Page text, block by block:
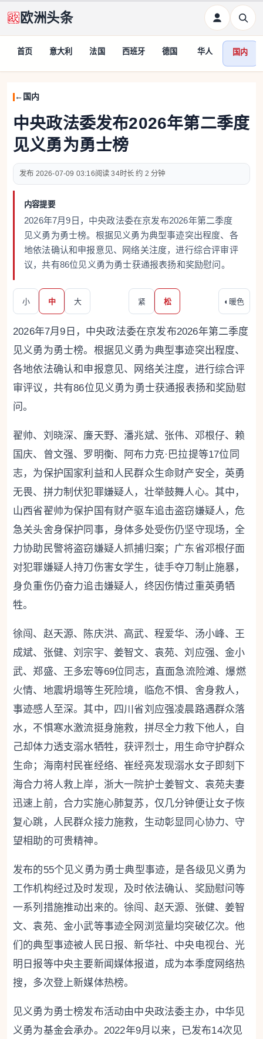
欧洲头条
首页 意大利 法国 西班牙 德国 华人 国内
国内
中央政法委发布2026年第二季度
见义勇为勇士榜
2026-07-09 03:16 34 约 2 分钟
内容提要
2026年7月9日，中央政法委在京发布2026年第二季度
见义勇为勇士榜。根据见义勇为典型事迹突出程度、各
地依法确认和申报意见、网络关注度，进行综合评审评
议，共有86位见义勇为勇士获通报表扬和奖励慰问。
小 中 大 紧 松 ◐ 暖色
2026年7月9日，中央政法委在京发布2026年第二季度
见义勇为勇士榜。根据见义勇为典型事迹突出程度、
各地依法确认和申报意见、网络关注度，进行综合评
审评议，共有86位见义勇为勇士获通报表扬和奖励慰
问。
翟帅、刘晓深、廉天野、潘兆斌、张伟、邓根仔、赖
国庆、曾文强、罗明衡、阿布力克·巴拉提等17位同
志，为保护国家利益和人民群众生命财产安全，英勇
无畏、拼力制伏犯罪嫌疑人，壮举鼓舞人心。其中，
山西省翟帅为保护国有财产驱车追击盗窃嫌疑人，危
急关头舍身保护同事，身体多处受伤仍坚守现场，全
力协助民警将盗窃嫌疑人抓捕归案；广东省邓根仔面
对犯罪嫌疑人持刀伤害女学生，徒手夺刀制止施暴，
身负重伤仍奋力追击嫌疑人，终因伤情过重英勇牺
牲。
徐闯、赵天源、陈庆洪、高武、程爱华、汤小峰、王
成斌、张健、刘宗宇、姜智文、袁苑、刘应强、金小
武、郑盛、王多宏等69位同志，直面急流险滩、爆燃
火情、地震坍塌等生死险境，临危不惧、舍身救人，
事迹感人至深。其中，四川省刘应强凌晨路遇群众落
水，不惧寒水激流挺身施救，拼尽全力救下他人，自
己却体力透支溺水牺牲，获评烈士，用生命守护群众
生命；海南村民崔经络、崔经亮发现溺水女子即刻下
海合力将人救上岸，浙大一院护士姜智文、袁苑夫妻
迅速上前，合力实施心肺复苏，仅几分钟便让女子恢
复心跳，人民群众接力施救，生动彰显同心协力、守
望相助的可贵精神。
发布的55个见义勇为勇士典型事迹，是各级见义勇为
工作机构经过及时发现，及时依法确认、奖励慰问等
一系列措施推动出来的。徐闯、赵天源、张健、姜智
文、袁苑、金小武等事迹全网浏览量均突破亿次。他
们的典型事迹被人民日报、新华社、中央电视台、光
明日报等中央主要新闻媒体报道，成为本季度网络热
搜，多次登上新媒体热榜。
见义勇为勇士榜发布活动由中央政法委主办，中华见
义勇为基金会承办。2022年9月以来，已发布14次见